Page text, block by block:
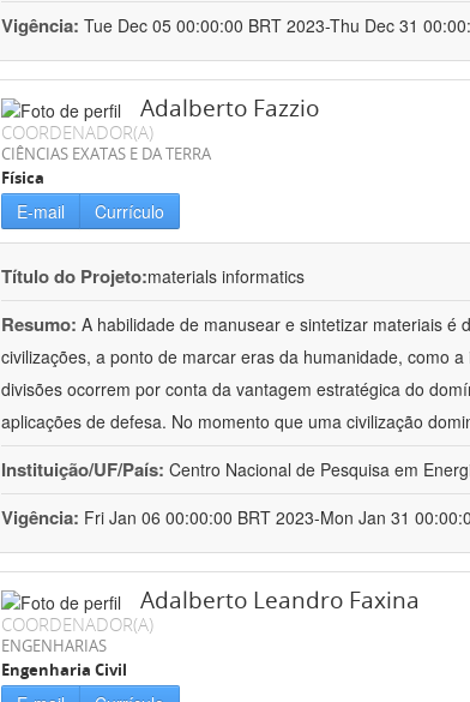
Vigência: Tue Dec 05 00:00:00 BRT 2023-Thu Dec 31
Adalberto Fazzio
COORDENADOR(A)
CIÊNCIAS EXATAS E DA TERRA
Física
E-mail Currículo
Título do Projeto:materials informatics
Resumo: A habilidade de manusear e sintetizar materiais é
civilizações, a ponto de marcar eras da humanidade, como
divisões ocorrem por conta da vantagem estratégica do
aplicações de defesa. No momento que uma civilização
Instituição/UF/País: Centro Nacional de Pesquisa em
Vigência: Fri Jan 06 00:00:00 BRT 2023-Mon Jan 31
Adalberto Leandro Faxina
COORDENADOR(A)
ENGENHARIAS
Engenharia Civil